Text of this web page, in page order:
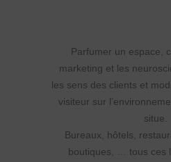
Parfumer un espace,
marketing et les
les sens des clients et
visiteur sur
situe.
Bureaux, hôtels,
boutiques, … tous ces